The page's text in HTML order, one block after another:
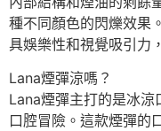
種不同顏色的閃爍效果
具娛樂性和視覺吸引力
Lana煙彈涼嗎？
Lana煙彈主打的是冰
口腔冒險。這款煙彈的